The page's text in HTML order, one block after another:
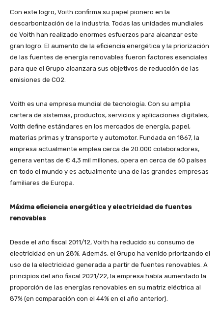
Con este logro, Voith confirma su papel pionero en la
descarbonización de la industria. Todas las unidades mundiales
de Voith han realizado enormes esfuerzos para alcanzar este
gran logro. El aumento de la eficiencia energética y la priorización
de las fuentes de energía renovables fueron factores esenciales
para que el Grupo alcanzara sus objetivos de reducción de las
emisiones de CO2.
Voith es una empresa mundial de tecnología. Con su amplia
cartera de sistemas, productos, servicios y aplicaciones digitales,
Voith define estándares en los mercados de energía, papel,
materias primas y transporte y automotor. Fundada en 1867, la
empresa actualmente emplea cerca de 20.000 colaboradores,
genera ventas de € 4,3 mil millones, opera en cerca de 60 países
en todo el mundo y es actualmente una de las grandes empresas
familiares de Europa.
Máxima eficiencia energética y electricidad de fuentes
renovables
Desde el año fiscal 2011/12, Voith ha reducido su consumo de
electricidad en un 28%. Además, el Grupo ha venido priorizando el
uso de la electricidad generada a partir de fuentes renovables. A
principios del año fiscal 2021/22, la empresa había aumentado la
proporción de las energías renovables en su matriz eléctrica al
87% (en comparación con el 44% en el año anterior).